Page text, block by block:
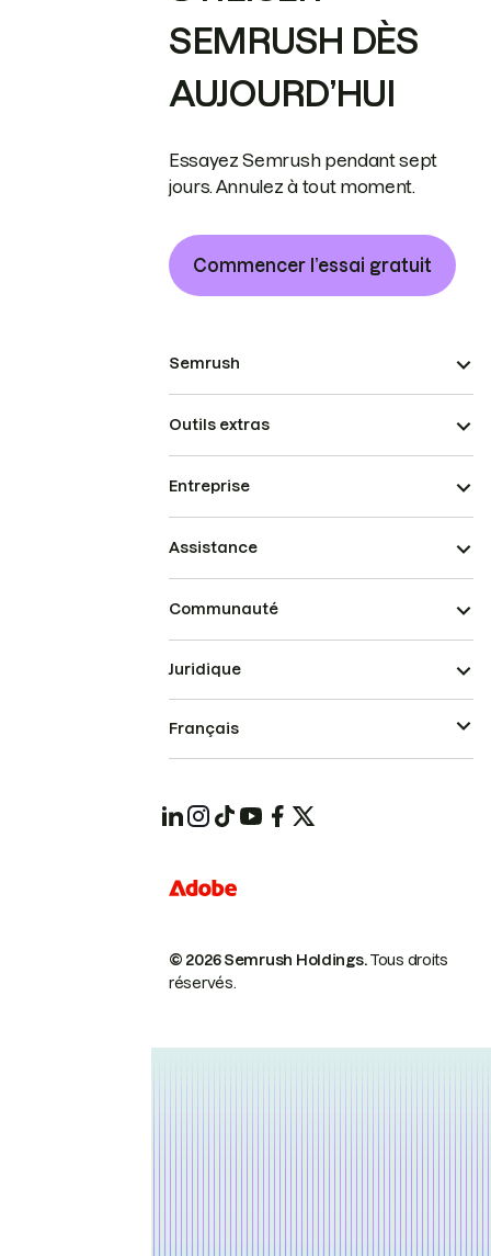
SEMRUSH DÈS
AUJOURD’HUI
Essayez Semrush pendant sept
jours. Annulez à tout moment.
Commencer l’essai gratuit
Semrush
Outils extras
Entreprise
Assistance
Communauté
© 2026 Semrush Holdings.Tous droits
réservés.
Juridique
Français